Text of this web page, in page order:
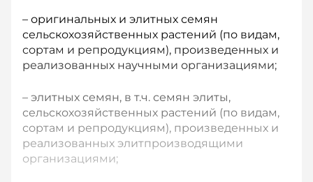
– оригинальных и элитных семян
сельскохозяйственных растений (по видам,
сортам и репродукциям), произведенных и
реализованных научными организациями;
– элитных семян, в т.ч. семян элиты,
сельскохозяйственных растений (по видам,
сортам и репродукциям), произведенных и
реализованных элитпроизводящими
организациями;